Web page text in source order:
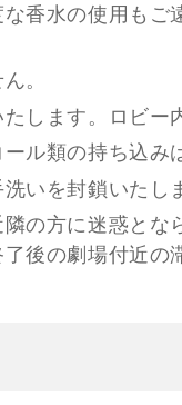
香水の使用もご
。
します。ロビー
ル類の持ち込み
洗いを封鎖いた
の方に迷惑とな
後の劇場付近の